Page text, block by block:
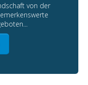
von der